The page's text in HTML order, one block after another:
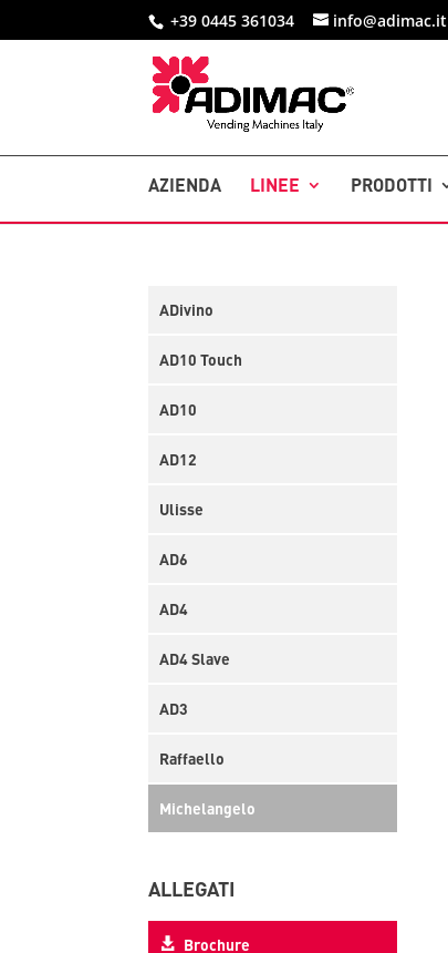
+39 0445 361034 info@adimac.it
AZIENDA LINEE PRODOTTI
ADivino
AD10 Touch
AD10
AD12
Ulisse
AD6
AD4
AD4 Slave
AD3
Raffaello
Michelangelo
ALLEGATI
Brochure